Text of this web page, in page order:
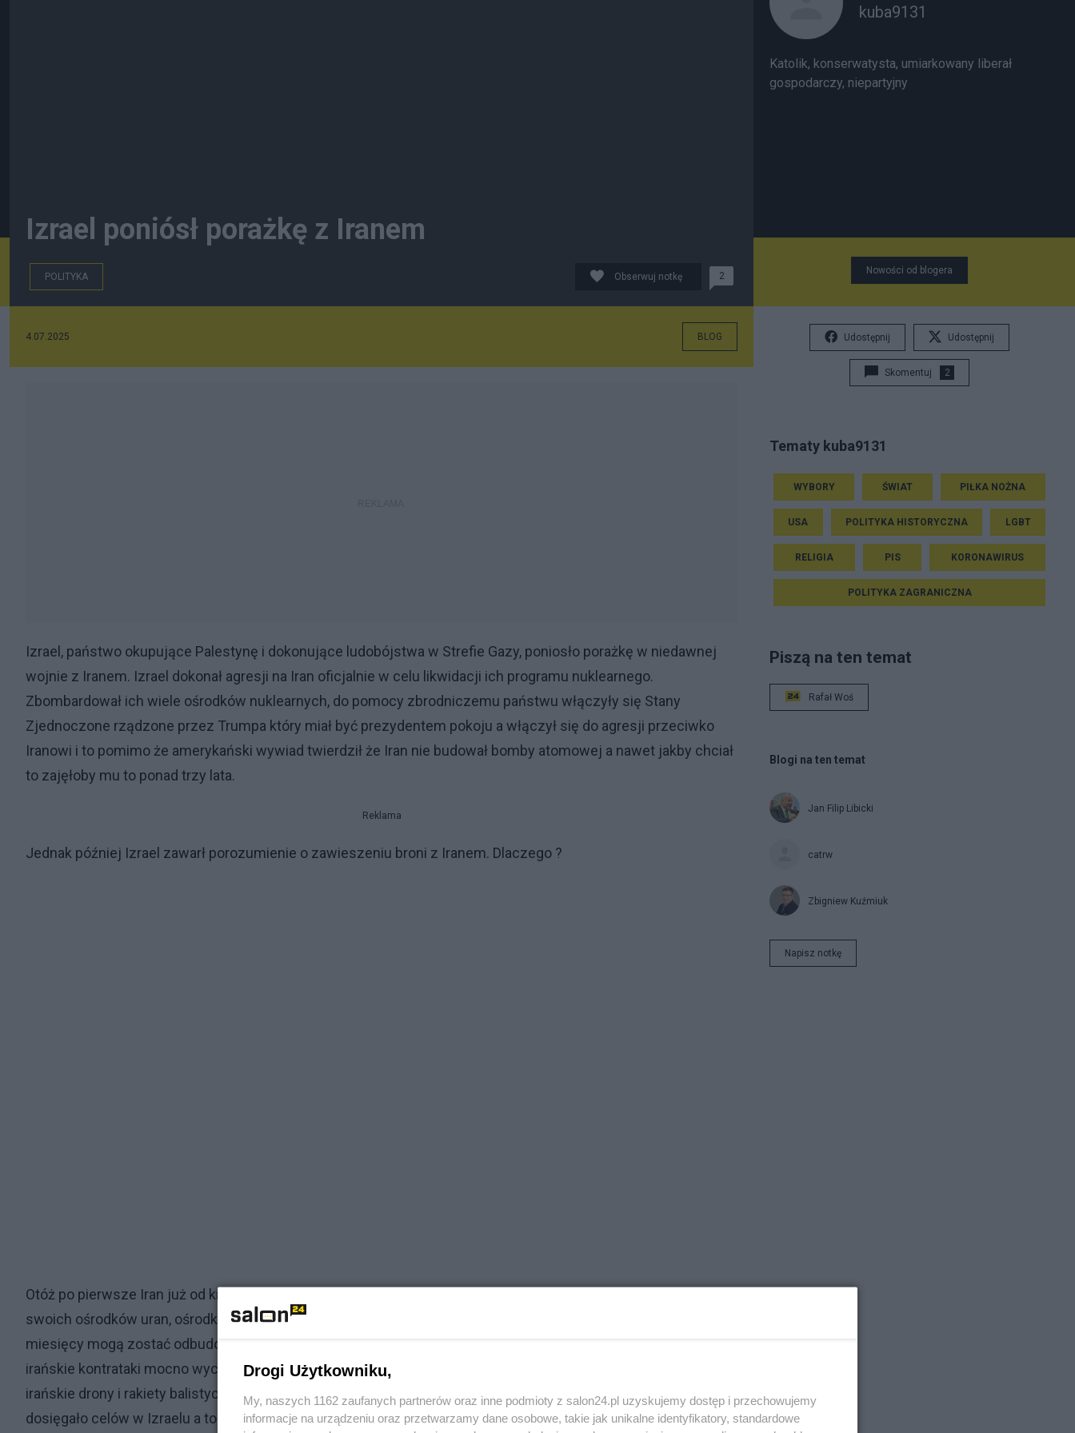
Izrael poniósł porażkę z Iranem
POLITYKA Obserwuj notkę 2
4.07.2025 BLOG
Izrael, państwo okupujące Palestynę i dokonujące ludobójstwa w Strefie Gazy, poniosło porażkę w niedawnej
wojnie z Iranem. Izrael dokonał agresji na Iran oficjalnie w celu likwidacji ich programu nuklearnego.
Zbombardował ich wiele ośrodków nuklearnych, do pomocy zbrodniczemu państwu włączyły się Stany
Zjednoczone rządzone przez Trumpa który miał być prezydentem pokoju a włączył się do agresji przeciwko
Iranowi i to pomimo że amerykański wywiad twierdził że Iran nie budował bomby atomowej a nawet jakby chciał
to zajęłoby mu to ponad trzy lata.
Reklama
Jednak później Izrael zawarł porozumienie o zawieszeniu broni z Iranem. Dlaczego ?
Otóż po pierwsze Iran już od kilku miesięcy spodziewał się ataku ze strony tandemu Izrael/USA i zabrał ze
swoich ośrodków uran, ośrodki zostały co prawda zniszczone lub co najmniej uszkodzone lecz w ciągu kilku
miesięcy mogą zostać odbudowane do ponownego użytku, ich program został co najwyżej opóźniony. Po drugie
irańskie kontrataki mocno wyczerpały Żelazną Kopułę, Izraelowi kończyły się już antyrakiety którymi strącali
irańskie drony i rakiety balistyczne a sama Żelazna Kopuła nie była tak szczelna i wiele irańskich uderzeń
dosięgało celów w Izraelu a to nie wyglądało dobrze z perspektywy syjonistycznej propagandy. Po trzecie teraz
kuba9131
Katolik, konserwatysta, umiarkowany liberał
gospodarczy, niepartyjny
Nowości od blogera
Udostępnij Udostępnij
Skomentuj 2
Tematy kuba9131
WYBORY ŚWIAT PIŁKA NOŻNA
USA POLITYKA HISTORYCZNA LGBT
RELIGIA PIS KORONAWIRUS
POLITYKA ZAGRANICZNA
Piszą na ten temat
Rafał Woś
Blogi na ten temat
Jan Filip Libicki
catrw
Zbigniew Kuźmiuk
Napisz notkę
Drogi Użytkowniku,
My, naszych 1162 zaufanych partnerów oraz inne podmioty z salon24.pl uzyskujemy dostęp i przechowujemy
informacje na urządzeniu oraz przetwarzamy dane osobowe, takie jak unikalne identyfikatory, standardowe